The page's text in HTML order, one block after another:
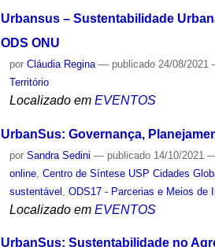
Urbansus – Sustentabilidade
ODS ONU
porCláudia Regina — publicado 24/08/2021
Território
Localizado em EVENTOS
UrbanSus: Governança,
porSandra Sedini — publicado 14/10/2021
online ,Centro de Síntese USP Cidades
sustentável ,ODS17 - Parcerias e Meios de
Localizado em EVENTOS
UrbanSus: Sustentabilidade no